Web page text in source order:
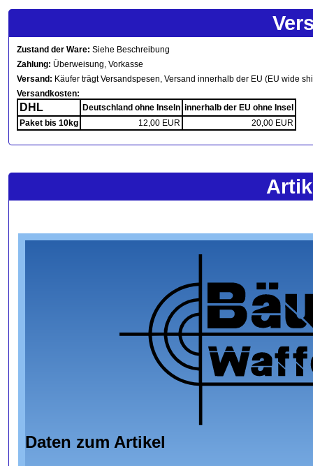
Zustand der Ware: Siehe Beschreibung
Zahlung: Überweisung, Vorkasse
Versand: Käufer trägt Versandspesen, Versand innerhalb der EU (EU wide
Versandkosten:
DHL Deutschland ohne Inseln innerhalb der EU ohne Insel
Paket bis 10kg
12,00 EUR 20,00 EUR
Daten zum Artikel